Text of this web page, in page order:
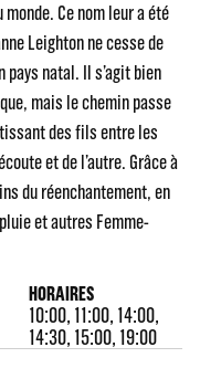
Ce nom leur a été
Leighton ne cesse de
natal. Il s’agit bien
mais le chemin passe
des fils entre les
et de l’autre. Grâce à
du réenchantement, en
et autres Femme-
HORAIRES
10:00, 11:00, 14:00,
14:30, 15:00, 19:00